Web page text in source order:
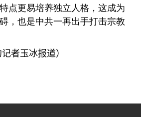
点更易培养独立人格，这成为
，也是中共一再出手打击宗教
者玉冰报道）